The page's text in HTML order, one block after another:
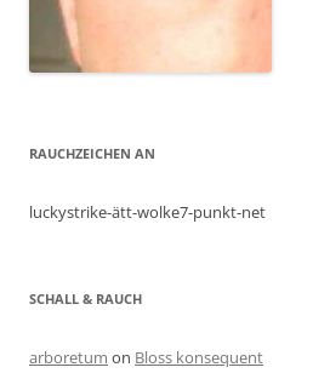
RAUCHZEICHEN AN
luckystrike-ätt-wolke7-punkt-net
SCHALL & RAUCH
arboretum on Bloss konsequent